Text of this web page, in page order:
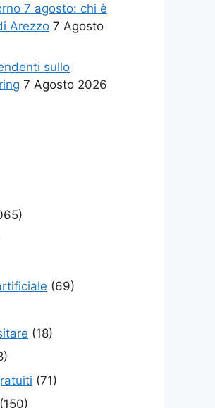
7 agosto: chi è
Arezzo 7 Agosto
sullo
7 Agosto 2026
(69)
(18)
(71)
(150)